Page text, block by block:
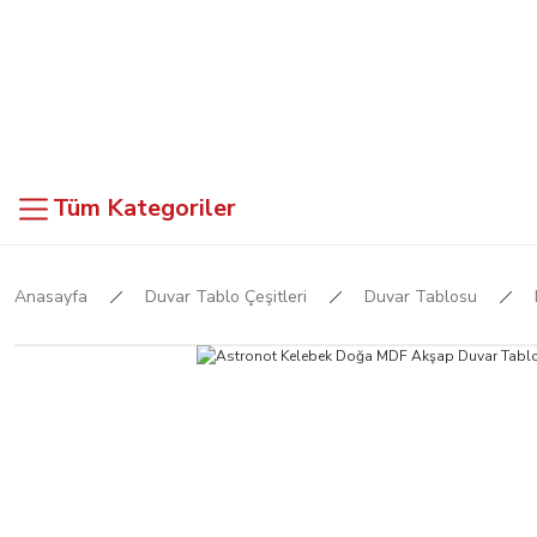
Tüm Kategoriler
Anasayfa Duvar Tablo Çeşitleri Duvar Tablosu